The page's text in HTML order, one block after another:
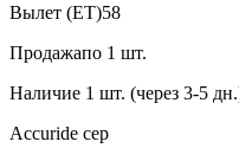
Вылет (ET)58
Продажапо 1 шт.
Наличие 1 шт. (через 3-5
Accuride сер